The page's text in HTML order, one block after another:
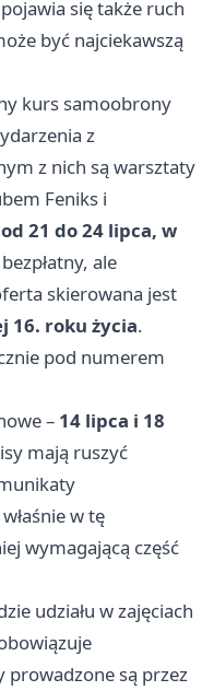
się także ruch
być najciekawszą
kurs samoobrony
z
z nich są warsztaty
Feniks i
od 21 do 24 lipca, w
ale
skierowana jest
16. roku życia.
pod numerem
– 14 lipca i 18
mają ruszyć
w tę
wymagającą część
udziału w zajęciach
prowadzone są przez